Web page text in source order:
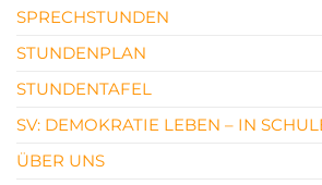
SPRECHSTUNDEN
STUNDENPLAN
STUNDENTAFEL
SV: DEMOKRATIE LEBEN – IN
ÜBER UNS